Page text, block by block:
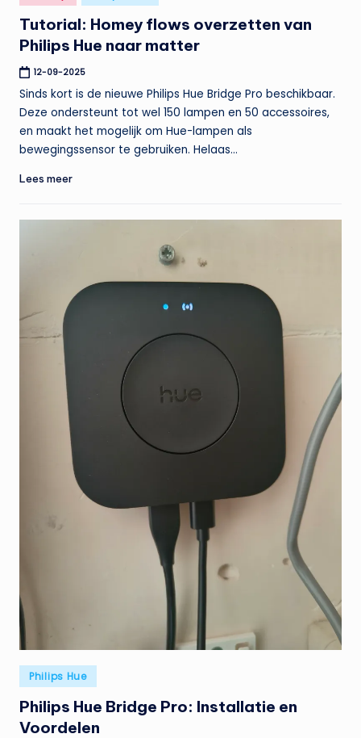
in
Tutorial: Homey flows overzetten van
Philips Hue naar matter
12-09-2025
Sinds kort is de nieuwe Philips Hue Bridge Pro beschikbaar.
Deze ondersteunt tot wel 150 lampen en 50 accessoires,
en maakt het mogelijk om Hue-lampen als
bewegingssensor te gebruiken. Helaas…
Lees meer
Geplaatst
in
Philips Hue
Philips Hue Bridge Pro: Installatie en
Voordelen